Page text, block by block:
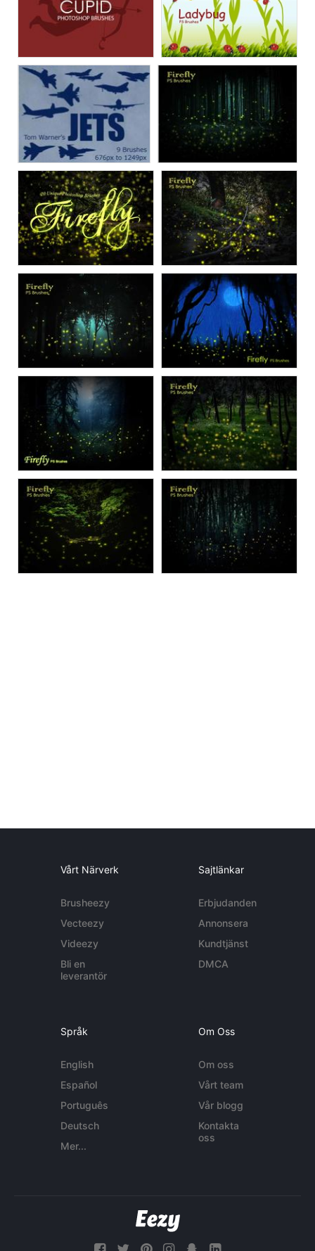
Vårt Närverk
Brusheezy
Vecteezy
Videezy
Bli en
leverantör
Sajtlänkar
Erbjudanden
Annonsera
Kundtjänst
DMCA
Språk
English
Español
Português
Deutsch
Mer...
Om Oss
Om oss
Vårt team
Vår blogg
Kontakta
oss